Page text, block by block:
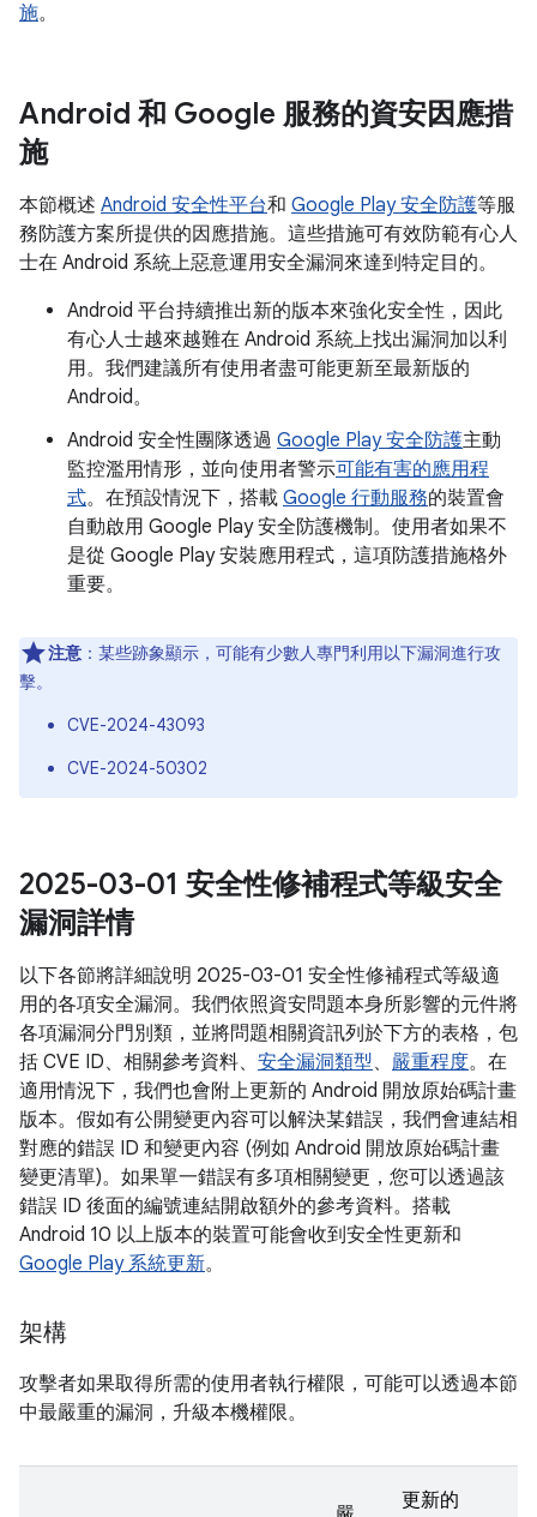
施。
Android 和 Google 服務的資安因應措
施
本節概述 Android 安全性平台和 Google Play 安全防護等服
務防護方案所提供的因應措施。這些措施可有效防範有心人
士在 Android 系統上惡意運用安全漏洞來達到特定目的。
Android 平台持續推出新的版本來強化安全性，因此
有心人士越來越難在 Android 系統上找出漏洞加以利
用。我們建議所有使用者盡可能更新至最新版的
Android。
Android 安全性團隊透過 Google Play 安全防護主動
監控濫用情形，並向使用者警示可能有害的應用程
式。在預設情況下，搭載 Google 行動服務的裝置會
自動啟用 Google Play 安全防護機制。使用者如果不
是從 Google Play 安裝應用程式，這項防護措施格外
重要。
注意 ：某些跡象顯示，可能有少數人專門利用以下漏洞進行攻
擊。
CVE-2024-43093
CVE-2024-50302
2025-03-01 安全性修補程式等級安全
漏洞詳情
以下各節將詳細說明 2025-03-01 安全性修補程式等級適
用的各項安全漏洞。我們依照資安問題本身所影響的元件將
各項漏洞分門別類，並將問題相關資訊列於下方的表格，包
括 CVE ID、相關參考資料、 安全漏洞類型、 嚴重程度。在
適用情況下，我們也會附上更新的 Android 開放原始碼計畫
版本。假如有公開變更內容可以解決某錯誤，我們會連結相
對應的錯誤 ID 和變更內容 (例如 Android 開放原始碼計畫
變更清單)。如果單一錯誤有多項相關變更，您可以透過該
錯誤 ID 後面的編號連結開啟額外的參考資料。搭載
Android 10 以上版本的裝置可能會收到安全性更新和
Google Play 系統更新。
架構
攻擊者如果取得所需的使用者執行權限，可能可以透過本節
中最嚴重的漏洞，升級本機權限。
更新的